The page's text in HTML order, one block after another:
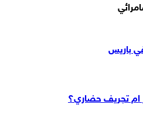
باريس
ام تجريف حضاري؟